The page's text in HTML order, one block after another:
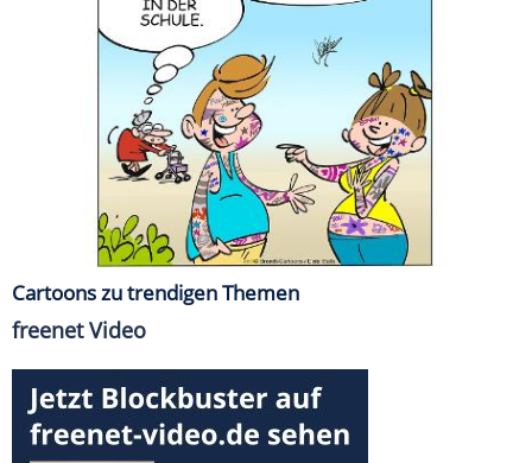
Cartoons zu trendigen Themen
freenet Video